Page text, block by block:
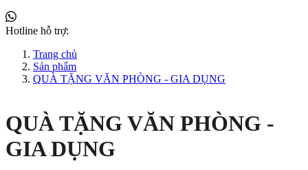
Hotline hỗ trợ:
Trang chủ
Sản phẩm
QUÀ TẶNG VĂN PHÒNG - GIA DỤNG
QUÀ TẶNG VĂN PHÒNG -
GIA DỤNG